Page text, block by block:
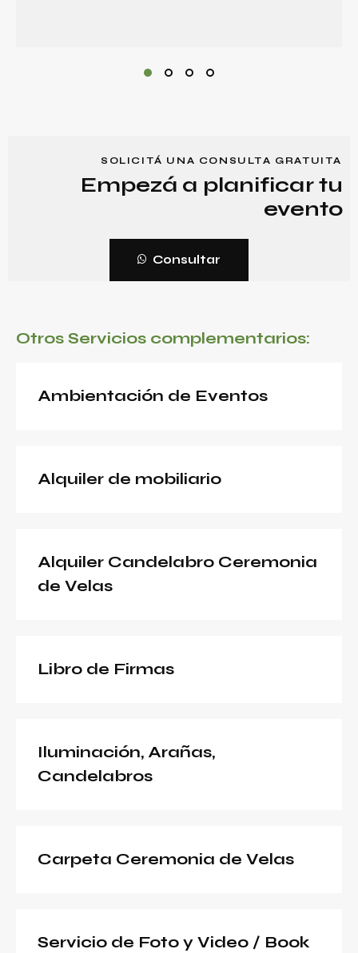
SOLICITÁ UNA CONSULTA GRATUITA
Empezá a planificar tu
evento
Consultar
Otros Servicios complementarios:
Ambientación de Eventos
Alquiler de mobiliario
Alquiler Candelabro Ceremonia
de Velas
Libro de Firmas
Iluminación, Arañas,
Candelabros
Carpeta Ceremonia de Velas
Servicio de Foto y Video / Book